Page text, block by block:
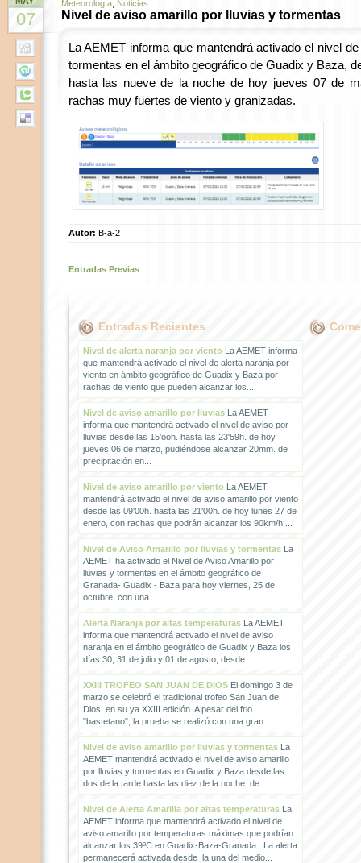
07
Meteorología, Noticias
Nivel de aviso amarillo por lluvias y tormentas
La AEMET informa que mantendrá activado el nivel
tormentas en el ámbito geográfico de Guadix y Baza,
hasta las nueve de la noche de hoy jueves 07 de
rachas muy fuertes de viento y granizadas.
Autor: B-a-2
Entradas Previas
Entradas Recientes
Nivel de alerta naranja por vientoLa AEMET informa
que mantendrá activado el nivel de alerta naranja por
viento en ámbito geográfico de Guadix y Baza por
rachas de viento que pueden alcanzar los...
Nivel de aviso amarillo por lluviasLa AEMET
informa que mantendrá activado el nivel de aviso por
lluvias desde las 15'ooh. hasta las 23'59h. de hoy
jueves 06 de marzo, pudiéndose alcanzar 20mm. de
precipitación en...
Nivel de aviso amarillo por vientoLa AEMET
mantendrá activado el nivel de aviso amarillo por viento
desde las 09'00h. hasta las 21'00h. de hoy lunes 27 de
enero, con rachas que podrán alcanzar los 90km/h....
Nivel de Aviso Amarillo por lluvias y tormentasLa
AEMET ha activado el Nivel de Aviso Amarillo por
lluvias y tormentas en el ámbito geográfico de
Granada- Guadix - Baza para hoy viernes, 25 de
octubre, con una...
Alerta Naranja por altas temperaturasLa AEMET
informa que mantendrá activado el nivel de aviso
naranja en el ámbito geográfico de Guadix y Baza los
días 30, 31 de julio y 01 de agosto, desde...
XXIII TROFEO SAN JUAN DE DIOSEl domingo 3 de
marzo se celebró el tradicional trofeo San Juan de
Dios, en su ya XXIII edición. A pesar del frio
"bastetano", la prueba se realizó con una gran...
Nivel de aviso amarillo por lluvias y tormentasLa
AEMET mantendrá activado el nivel de aviso amarillo
por lluvias y tormentas en Guadix y Baza desde las
dos de la tarde hasta las diez de la noche de...
Nivel de Alerta Amarilla por altas temperaturasLa
AEMET informa que mantendrá activado el nivel de
aviso amarillo por temperaturas máximas que podrían
alcanzar los 39ºC en Guadix-Baza-Granada. La alerta
permanecerá activada desde la una del medio...